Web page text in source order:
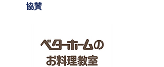
​協賛